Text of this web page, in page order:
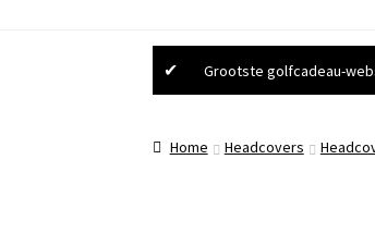
✔ Grootste golfcadeau-
Home Headcovers